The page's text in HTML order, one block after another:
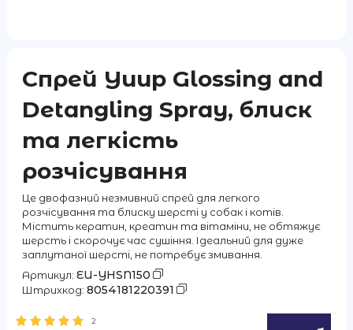
Спрей Yuup Glossing and
Detangling Spray, блиск
та легкість
розчісування
Це двофазний незмивний спрей для легкого
розчісування та блиску шерсті у собак і котів.
Містить кератин, креатин та вітаміни, не обтяжує
шерсть і скорочує час сушіння. Ідеальний для дуже
заплутаної шерсті, не потребує змивання.
Артикул: EU-YHSN150
Штрихкод: 8054181220391
2